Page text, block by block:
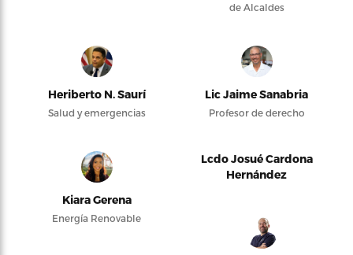
de Alcaldes
Heriberto N. Saurí
Salud y emergencias
Lic Jaime Sanabria
Profesor de derecho
Kiara Gerena
Energía Renovable
Lcdo Josué Cardona
Hernández